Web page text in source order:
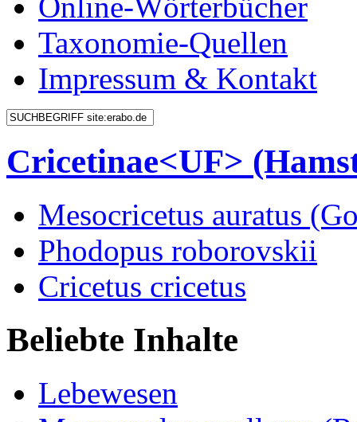
Online-Wörterbücher
Taxonomie-Quellen
Impressum & Kontakt
Cricetinae<UF>
Mesocricetus auratus
Phodopus roborovskii
Cricetus cricetus
Beliebte Inhalte
Lebewesen